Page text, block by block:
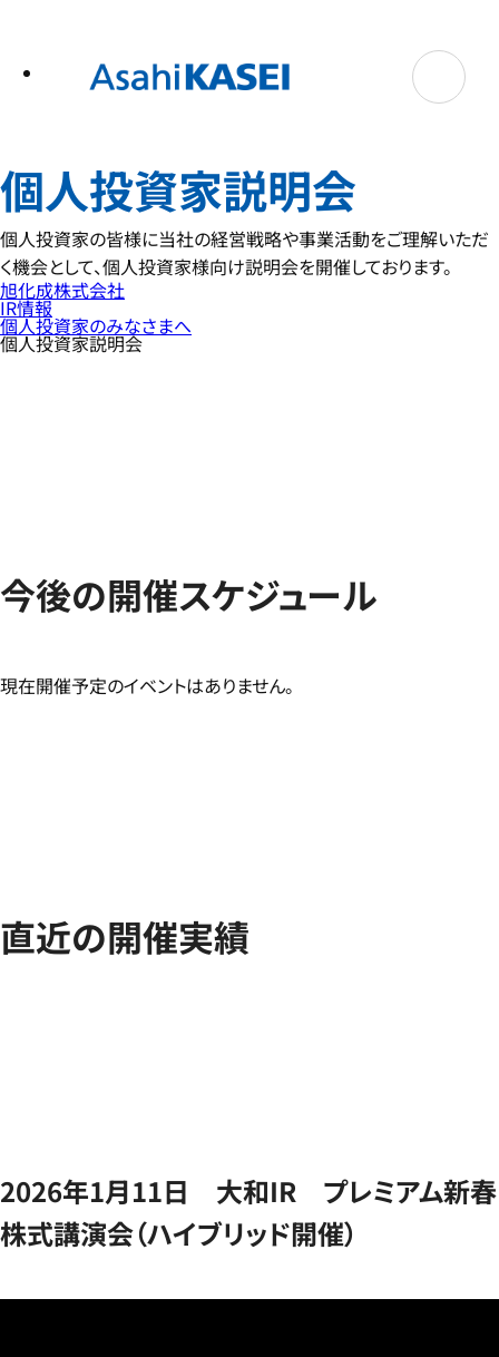
個人投資家説明会
個人投資家の皆様に当社の経営戦略や事業活動をご理解いただ
く機会として、個人投資家様向け説明会を開催しております。
旭化成株式会社
IR情報
個人投資家のみなさまへ
個人投資家説明会
今後の開催スケジュール
現在開催予定のイベントはありません。
直近の開催実績
2026年1月11日 大和IR プレミアム新春
株式講演会（ハイブリッド開催）